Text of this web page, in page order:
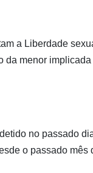
a Liberdade
menor
no passado
o passado mês